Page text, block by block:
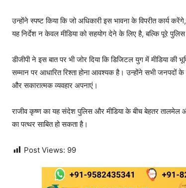
उन्होंने स्पष्ट किया कि जो अधिकारी इस भावना के विपरीत
यह निर्देश न केवल मीडिया को सहयोग देने के लिए है, बल्कि पूरे
डीजीपी ने इस बात पर भी जोर दिया कि डिजिटल युग में मीडिया
सम्मान पर आधारित रिश्ता होना आवश्यक है। उन्होंने सभी जनपदों के
और सकारात्मक व्यवहार अपनाएं।
राजीव कृष्ण का यह संदेश पुलिस और मीडिया के बीच बेहतर
का पत्थर साबित हो सकता है।
Post Views: 99